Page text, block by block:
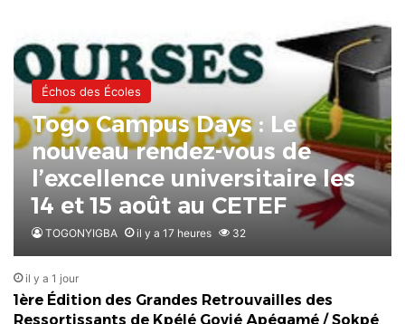
Échos des Écoles
Togo Campus Days : Le
nouveau rendez-vous de
l’excellence universitaire les
14 et 15 août au CETEF
TOGONYIGBA il y a 17 heures 32
il y a 1 jour
1ère Édition des Grandes Retrouvailles des
Ressortissants de Kpélé Govié Apégamé / Sokpé